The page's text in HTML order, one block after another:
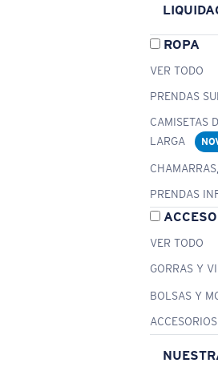
ROPA
VER TODO
PRENDAS
CAMISETAS
LARGA
PRENDAS
VER TODO
GORRAS Y
BOLSAS Y